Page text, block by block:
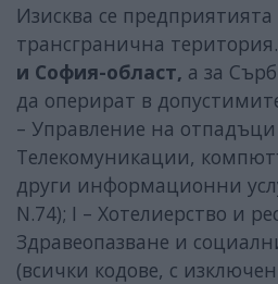
Изисква се
трансгранична
и София-област, а за
да оперират в
– Управление на отпадъци
Телекомуникации,
други информационни
N.74); I – Хотелиерство и
Здравеопазване и
(всички кодове, с